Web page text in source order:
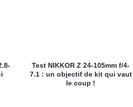
Test NIKKOR Z 24-105mm f/4-
7.1 : un objectif de kit qui vaut
le coup !